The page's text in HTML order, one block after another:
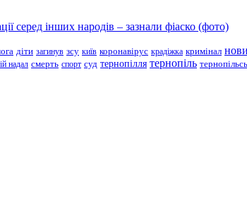
серед інших народів – зазнали фіаско (фото)
діти загинув зсу київ коронавірус крадіжка кримінал
надал смерть спорт суд тернопілля тернопіль